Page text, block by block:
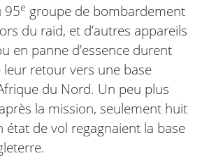
95e groupe de bombardement
du raid, et d’autres appareils
en panne d’essence durent
leur retour vers une base
du Nord. Un peu plus
la mission, seulement huit
état de vol regagnaient la base